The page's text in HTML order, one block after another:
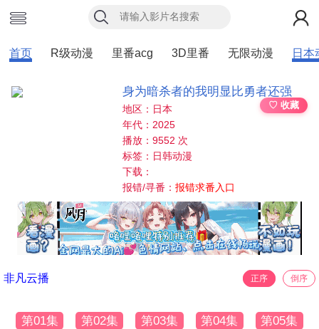
首页 R级动漫 里番acg 3D里番 无限动漫 日本
身为暗杀者的我明显比勇者还强
♡ 收藏
地区：日本
年代：2025
播放：9552 次
标签：日韩动漫
下载：
报错/寻番：报错求番入口
非凡云播 正序 倒序
第01集 第02集 第03集 第04集 第05集